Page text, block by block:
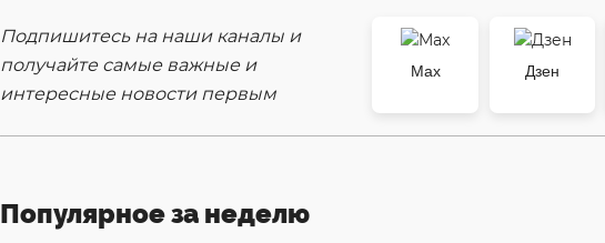
Подпишитесь на наши каналы и
получайте самые важные и
интересные новости первым
Max
Дзен
Популярное за неделю